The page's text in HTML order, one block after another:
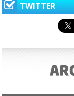
TWITTER